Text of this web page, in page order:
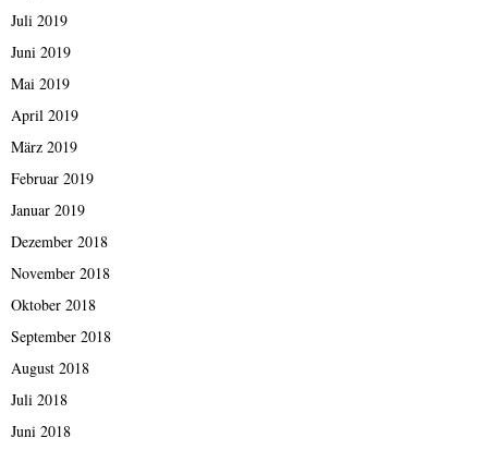
Juli 2019
Juni 2019
Mai 2019
April 2019
März 2019
Februar 2019
Januar 2019
Dezember 2018
November 2018
Oktober 2018
September 2018
August 2018
Juli 2018
Juni 2018